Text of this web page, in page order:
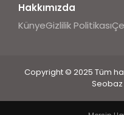
Hakkımızda
KünyeGizlilik Politikası
Copyright © 2025 Tüm
Seobaz